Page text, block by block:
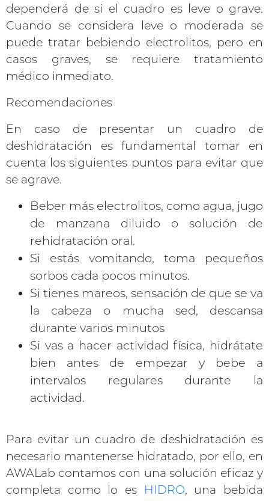
dependerá de si el cuadro es leve o grave.
Cuando se considera leve o moderada se
puede tratar bebiendo electrolitos, pero en
casos graves, se requiere tratamiento
médico inmediato.
Recomendaciones
En caso de presentar un cuadro de
deshidratación es fundamental tomar en
cuenta los siguientes puntos para evitar que
se agrave.
Beber más electrolitos, como agua, jugo
de manzana diluido o solución de
rehidratación oral.
Si estás vomitando, toma pequeños
sorbos cada pocos minutos.
Si tienes mareos, sensación de que se va
la cabeza o mucha sed, descansa
durante varios minutos
Si vas a hacer actividad física, hidrátate
bien antes de empezar y bebe a
intervalos regulares durante la
actividad.
Para evitar un cuadro de deshidratación es
necesario mantenerse hidratado, por ello, en
AWALab contamos con una solución eficaz y
completa como lo es HIDRO, una bebida